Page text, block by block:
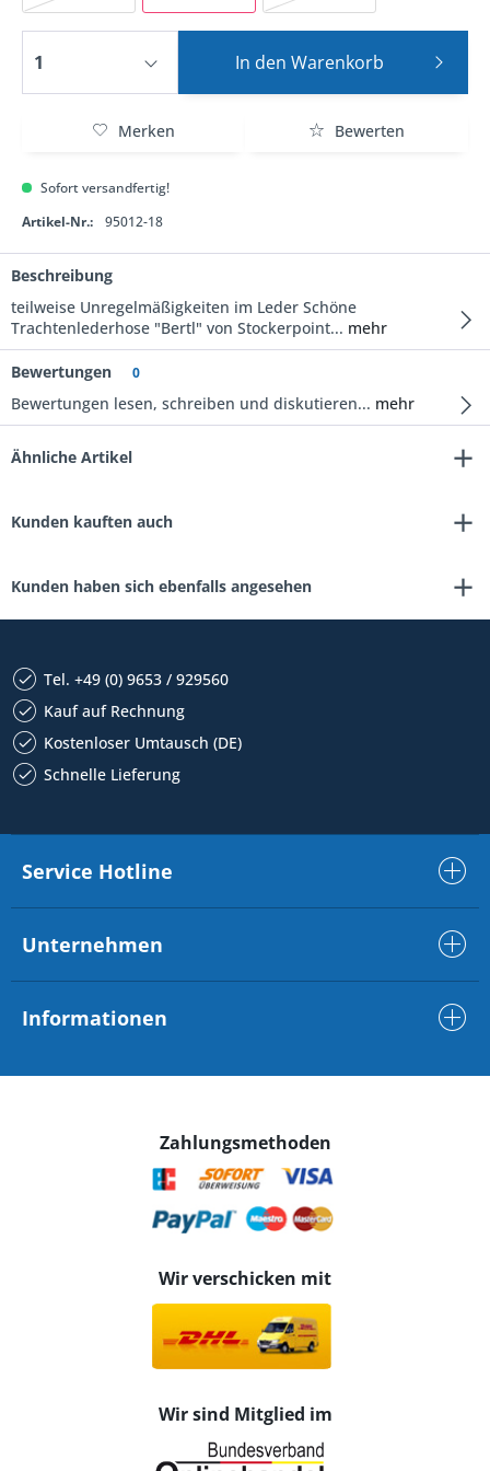
In den Warenkorb
Merken Bewerten
Sofort versandfertig!
Artikel-Nr.:
95012-18
Beschreibung
teilweise Unregelmäßigkeiten im Leder Schöne
Trachtenlederhose "Bertl" von Stockerpoint... mehr
Bewertungen 0
Bewertungen lesen, schreiben und diskutieren... mehr
Ähnliche Artikel
Kunden kauften auch
Kunden haben sich ebenfalls angesehen
Tel. +49 (0) 9653 / 929560
Kauf auf Rechnung
Kostenloser Umtausch (DE)
Schnelle Lieferung
Service Hotline
Unternehmen
Informationen
Zahlungsmethoden
Wir verschicken mit
Wir sind Mitglied im